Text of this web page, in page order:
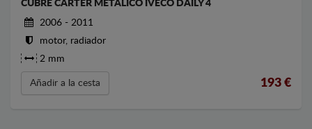
CUBRE CARTER METALICO IVECO DAILY 4
2006 - 2011
motor, radiador
2 mm
Añadir a la cesta 193 €